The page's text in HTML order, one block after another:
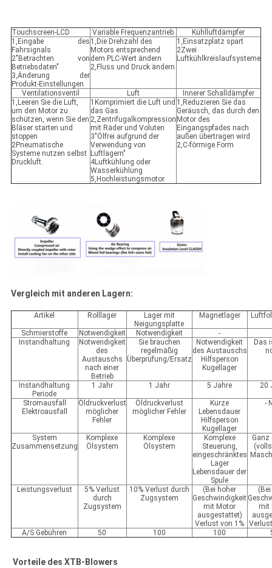
Touchscreen-LCD Variable Frequenzantrieb
Kühlluftdämpfer
1,Eingabe des
Fahrsignals
2"Betrachten von
Betriebsdaten"
3,Änderung der
Produkt-Einstellungen
1,Die Drehzahl des
Motors entsprechend
dem PLC-Wert ändern
2,Fluss und Druck ändern
1,Einsatzplatz spart
2Zwei
Luftkühlkreislaufsysteme
Ventilationsventil Luft
Innerer Schalldämpfer
1,Leeren Sie die Luft,
um den Motor zu
schützen, wenn Sie den
Bläser starten und
stoppen
2Pneumatische
Systeme nutzen selbst
Druckluft.
1Komprimiert die Luft und
das Gas.
2,Zentrifugalkompression
mit Räder und Voluten
3"Ölfrei aufgrund der
Verwendung von
Luftlagern"
4Luftkühlung oder
Wasserkühlung
5,Hochleistungsmotor
1,Reduzieren Sie das
Geräusch, das durch den
Motor des
Eingangspfades nach
außen übertragen wird
2,C-förmige Form
Vergleich mit anderen Lagern:
Artikel Rolllager
Lager mit
Neigungsplatte
Magnetlager
Schmierstoffe Notwendigkeit Notwendigkeit
-
Instandhaltung
Notwendigkeit
des
Austauschs
nach einer
Betrieb
Sie brauchen
regelmäßig
Überprüfung/Ersatz
Notwendigkeit
des Austauschs
Hilfsperson
Kugellager
Das
Instandhaltung
Periode
1 Jahr 1 Jahr 5 Jahre 20
Stromausfall
Elektroausfall
Öldruckverlust
möglicher
Fehler
Öldruckverlust
möglicher Fehler
Kurze
Lebensdauer
Hilfsperson
Kugellager
-
System
Zusammensetzung
Komplexe
Ölsystem
Komplexe
Ölsystem
Komplexe
Steuerung,
eingeschränktes
Lager
Lebensdauer der
Spule
Ganz
Leistungsverlust
5% Verlust
durch
Zugsystem
10% Verlust durch
Zugsystem
(Bei hoher
Geschwindigkeit
mit Motor
ausgestattet)
Verlust von 1%
mit
A/S Gebühren
50 100 100
Vorteile des XTB-Blowers